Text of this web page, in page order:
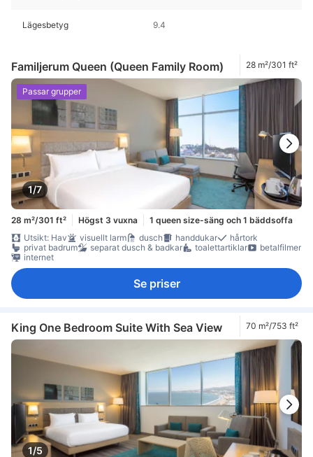
Lägesbetyg 9.4
Familjerum Queen (Queen Family Room) 28 m²/301 ft²
1/7
Passar grupper
28 m²/301 ft² Högst 3 vuxna
1 queen size-säng och 1 bäddsoffa
Utsikt: Hav
visuellt larm dusch handdukar
hårtork
privat badrum
separat dusch & badkar toalettartiklar
betalfilmer
internet
Se priser
King One Bedroom Suite With Sea View 70 m²/753 ft²
1/5